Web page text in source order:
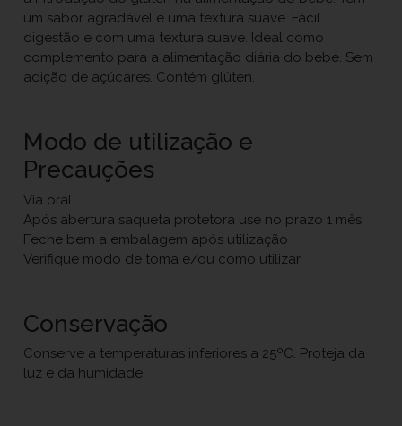
um sabor agradável e uma textura suave. Fácil
digestão e com uma textura suave. Ideal como
complemento para a alimentação diária do bebé. Sem
adição de açúcares. Contém glúten.
Modo de utilização e
Precauções
Via oral
Após abertura saqueta protetora use no prazo 1 mês
Feche bem a embalagem após utilização
Verifique modo de toma e/ou como utilizar
Conservação
Conserve a temperaturas inferiores a 25ºC. Proteja da
luz e da humidade.